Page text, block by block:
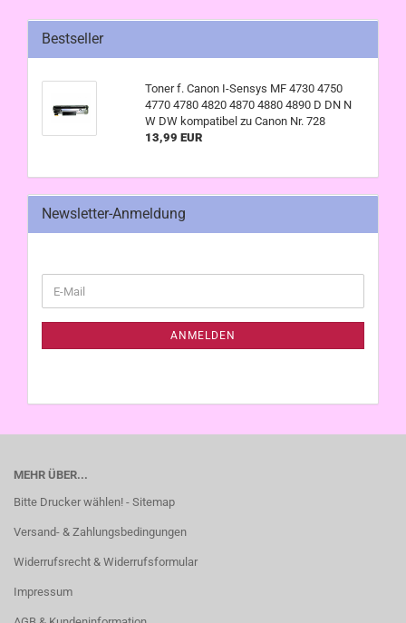
Bestseller
Toner f. Canon I-Sensys MF 4730 4750
4770 4780 4820 4870 4880 4890 D DN N
W DW kompatibel zu Canon Nr. 728
13,99 EUR
Newsletter-Anmeldung
ZUR
E-
Mail
ANMELDEN
MEHR ÜBER...
Bitte Drucker wählen! - Sitemap
Versand- & Zahlungsbedingungen
Widerrufsrecht & Widerrufsformular
Impressum